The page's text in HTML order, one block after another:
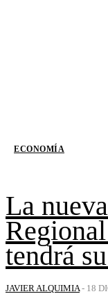
ECONOMÍA
La
tendrá
JAVIER ALQUIMIA - 18